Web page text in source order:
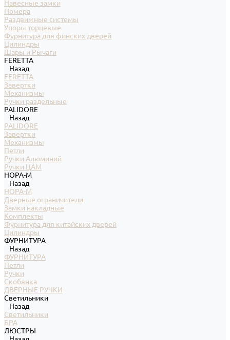
Навесные замки
Номера
Раздвижные системы
Упоры торцевые
Фурнитура для финских дверей
Цилиндры
Шары и Рычаги
FERETTA
Назад
FERETTA
Завертки
Механизмы
Ручки раздельные
PALIDORE
Назад
PALIDORE
Завертки
Механизмы
Петли
Ручки Алюминий
Ручки ЦАМ
НОРА-М
Назад
НОРА-М
Дверные ограничители
Замки накладные
Комплекты
Фурнитура для китайских дверей
Цилиндры
ФУРНИТУРА
Назад
ФУРНИТУРА
Петли
Ручки
Скобянка
ДВЕРНЫЕ РУЧКИ
Светильники
Назад
Светильники
БРА
ЛЮСТРЫ